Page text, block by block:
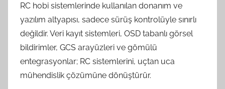
RC hobi sistemlerinde kullanılan donanım ve
yazılım altyapısı, sadece sürüş kontrolüyle sınırlı
değildir. Veri kayıt sistemleri, OSD tabanlı görsel
bildirimler, GCS arayüzleri ve gömülü
entegrasyonlar; RC sistemlerini, uçtan uca
mühendislik çözümüne dönüştürür.